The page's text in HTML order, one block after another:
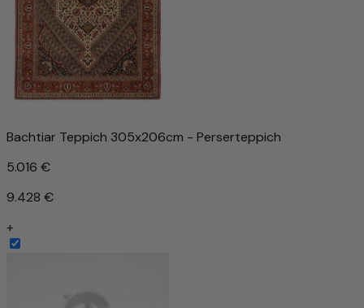
Bachtiar Teppich 305x206cm - Perserteppich
5.016 €
9.428 €
+